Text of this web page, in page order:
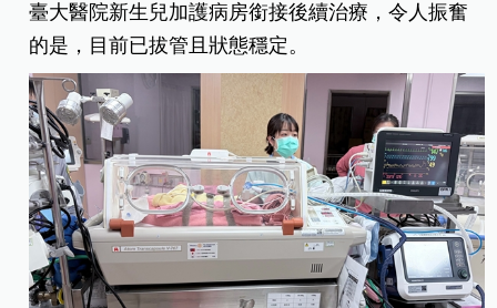
臺大醫院新生兒加護病房銜接後續治療，令人振奮
的是，目前已拔管且狀態穩定。